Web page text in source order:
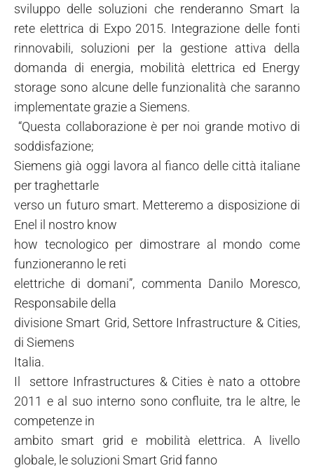
sviluppo delle soluzioni che renderanno Smart la
rete elettrica di Expo 2015. Integrazione delle fonti
rinnovabili, soluzioni per la gestione attiva della
domanda di energia, mobilità elettrica ed Energy
storage sono alcune delle funzionalità che saranno
implementate grazie a Siemens.
“Questa collaborazione è per noi grande motivo di
soddisfazione;
Siemens già oggi lavora al fianco delle città italiane
per traghettarle
verso un futuro smart. Metteremo a disposizione di
Enel il nostro know
how tecnologico per dimostrare al mondo come
funzioneranno le reti
elettriche di domani”, commenta Danilo Moresco,
Responsabile della
divisione Smart Grid, Settore Infrastructure & Cities,
di Siemens
Italia.
Il settore Infrastructures & Cities è nato a ottobre
2011 e al suo interno sono confluite, tra le altre, le
competenze in
ambito smart grid e mobilità elettrica. A livello
globale, le soluzioni Smart Grid fanno